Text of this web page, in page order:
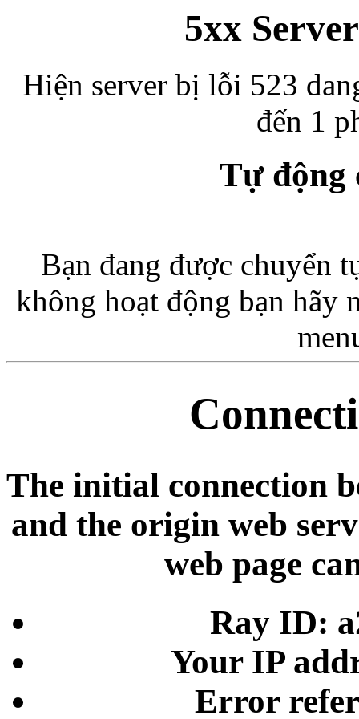
5xx
Hiện server bị lỗi 523
đến 1
Tự động
Bạn đang được chuyển
không hoạt động bạn hãy
The initial connection
and the origin web
web page
Ray ID:
Your IP
Error